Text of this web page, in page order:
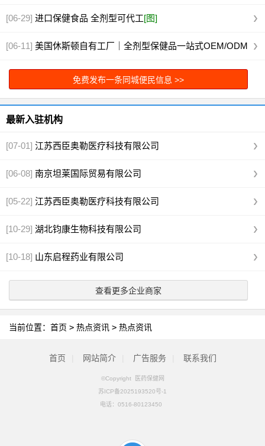
[06-29] 进口保健食品 全剂型可代工[图]
[06-11] 美国休斯顿自有工厂｜全剂型保健品一站式OEM/ODM
代工[图]
免费发布一条同城便民信息 >>
最新入驻机构
[07-01] 江苏西臣奥勒医疗科技有限公司
[06-08] 南京坦莱国际贸易有限公司
[05-22] 江苏西臣奥勒医疗科技有限公司
[10-29] 湖北钧康生物科技有限公司
[10-18] 山东启程药业有限公司
查看更多企业商家
当前位置： 首页 > 热点资讯 > 热点资讯
首页 网站简介 广告服务 联系我们
©Copyright 医药保健网
苏ICP备2025193520号-1
电话： 0516-80123450